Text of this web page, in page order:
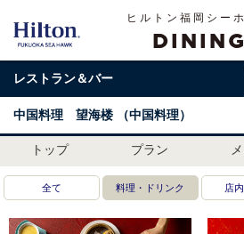
ヒルトン福岡シー
DINING
レストラン＆バー
中国料理 望海楼 （中国料理）
トップ プラン
全て 料理・ドリンク 店